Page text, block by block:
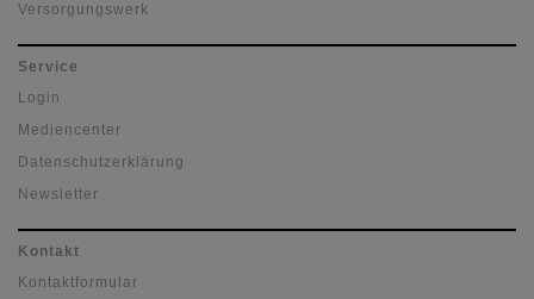
Versorgungswerk
Service
Login
Mediencenter
Datenschutzerklärung
Newsletter
Kontakt
Kontaktformular